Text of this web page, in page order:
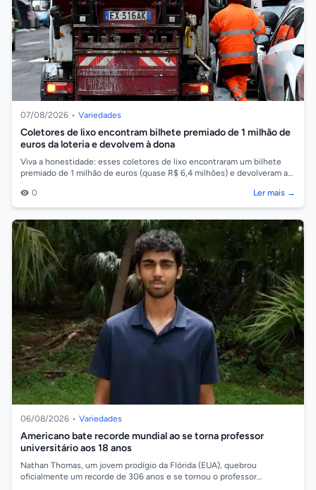
07/08/2026 • Variedades
Coletores de lixo encontram bilhete premiado de 1 milhão de
euros da loteria e devolvem à dona
Viva a honestidade: esses coletores de lixo encontraram um bilhete
premiado de 1 milhão de euros (quase R$ 6,4 milhões) e devolveram a
0
Ler mais →
06/08/2026 • Variedades
Americano bate recorde mundial ao se torna professor
universitário aos 18 anos
Nathan Thomas, um jovem prodígio da Flórida (EUA), quebrou
oficialmente um recorde de 306 anos e se tornou o professor